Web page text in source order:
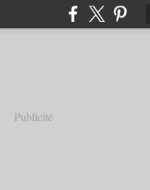
Publicité